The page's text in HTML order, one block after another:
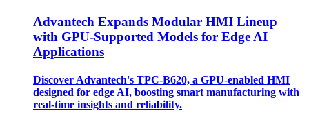
Advantech Expands Modular HMI Lineup
with GPU-Supported Models for Edge AI
Applications
Discover Advantech's TPC-B620, a GPU-enabled HMI
designed for edge AI, boosting smart manufacturing with
real-time insights and reliability.